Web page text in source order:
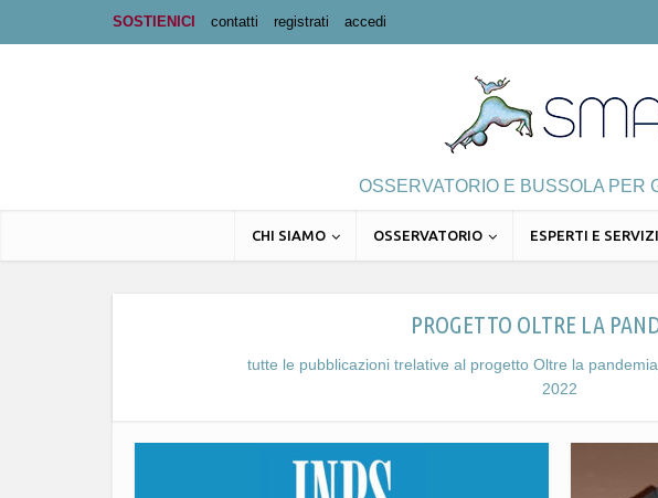
SOSTIENICI contatti registrati accedi
OSSERVATORIO E BUSSOLA PER
CHI SIAMO OSSERVATORIO ESPERTI E SERVIZI
PROGETTO OLTRE LA
tutte le pubblicazioni trelative al progetto Oltre la
2022